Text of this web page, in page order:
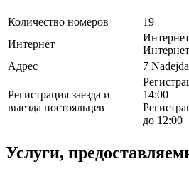
Количество номеров
19
Интернет
Адрес
7
Регистрация заезда и
выезда постояльцев
14:00
до 12:00
Услуги,